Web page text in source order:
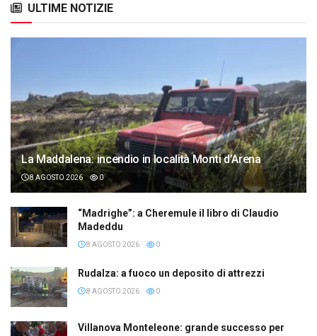
ULTIME NOTIZIE
La Maddalena: incendio in località Monti d’Arena
8 AGOSTO 2026 0
“Madrighe”: a Cheremule il libro di Claudio
Madeddu
8 AGOSTO 2026 0
Rudalza: a fuoco un deposito di attrezzi
8 AGOSTO 2026 0
Villanova Monteleone: grande successo per